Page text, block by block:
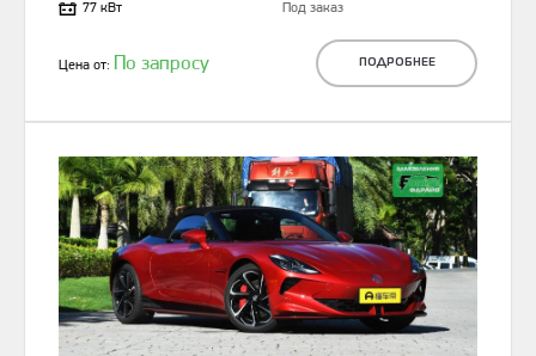
77 кВт
Под заказ
Цена от: По запросу ПОДРОБНЕЕ